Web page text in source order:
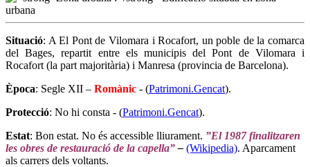
Situació: A El Pont de Vilomara i Rocafort, un poble de la comarca
del Bages, repartit entre els municipis del Pont de Vilomara i
Rocafort (la part majoritària) i Manresa (provincia de Barcelona).
Època: Segle XII – Romànic - (Patrimoni.Gencat).
Protecció: No hi consta - (Patrimoni.Gencat).
Estat: Bon estat. No és accessible lliurament. ”El 1987 finalitzaren
les obres de restauració de la capella”– (Wikipedia). Aparcament
als carrers dels voltants.